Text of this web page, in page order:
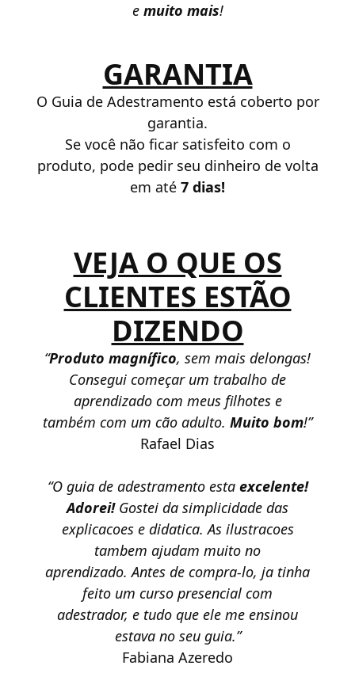
e muito mais!
GARANTIA
O Guia de Adestramento está coberto por
garantia.
Se você não ficar satisfeito com o
produto, pode pedir seu dinheiro de volta
em até 7 dias!
VEJA O QUE OS
CLIENTES ESTÃO
DIZENDO
“Produto magnífico, sem mais delongas!
Consegui começar um trabalho de
aprendizado com meus filhotes e
também com um cão adulto. Muito bom!”
Rafael Dias
“O guia de adestramento estaexcelente!
Adorei!Gostei da simplicidade das
explicacoes e didatica. As ilustracoes
tambem ajudam muito no
aprendizado. Antes de compra-lo, ja tinha
feito um curso presencial com
adestrador, e tudo que ele me ensinou
estava no seu guia.”
Fabiana Azeredo